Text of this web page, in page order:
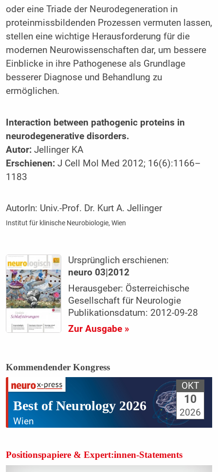
oder eine Triade der Neurodegeneration in
proteinmissbildenden Prozessen vermuten lassen,
stellen eine wichtige Herausforderung für die
modernen Neurowissenschaften dar, um bessere
Einblicke in ihre Pathogenese als Grundlage
besserer Diagnose und Behandlung zu
ermöglichen.
Interaction between pathogenic proteins in
neurodegenerative disorders.
Autor:Jellinger KA
Erschienen:J Cell Mol Med 2012; 16(6):1166–
1183
AutorIn: Univ.-Prof. Dr. Kurt A. Jellinger
Institut für klinische Neurobiologie, Wien
Ursprünglich erschienen:
neuro 03|2012
Herausgeber: Österreichische
Gesellschaft für Neurologie
Publikationsdatum: 2012-09-28
Zur Ausgabe »
Kommendender Kongress
Best of Neurology 2026
Wien
OKT
10
2026
Positionspapiere & Expert:innen-Statements